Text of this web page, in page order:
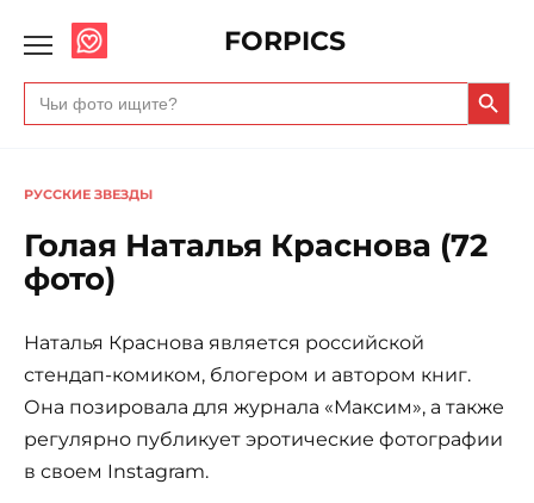
FORPICS
Search
for:
Search Button
РУССКИЕ ЗВЕЗДЫ
Голая Наталья Краснова (72
фото)
Наталья Краснова является российской
стендап-комиком, блогером и автором книг.
Она позировала для журнала «Максим», а также
регулярно публикует эротические фотографии
в своем Instagram.